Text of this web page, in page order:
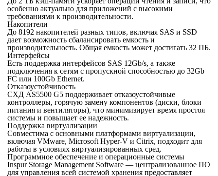
особенно актуально для приложений с высокими
требованиями к производительности.
Накопители
До 8192 накопителей разных типов, включая SAS и SSD
дает возможность сбалансировать емкость и
производительность. Общая емкость может достигать 32 ПБ.
Интерфейсы
Есть поддержка интерфейсов SAS 12Gb/s, а также
подключения к сетям с пропускной способностью до 32Gb
FC или 100Gb Ethernet.
Отказоустойчивость
СХД AS5500 G5 поддерживает отказоустойчивые
контроллеры, горячую замену компонентов (диски, блоки
питания и вентиляторы), что минимизирует время простоя
системы и повышает ее надежность.
Поддержка виртуализации
Совместима с основными платформами виртуализации,
включая VMware, Microsoft Hyper-V и Citrix, подходит для
работы в условиях виртуализированных сред.
Программное обеспечение и операционные системы
Inspur Storage Management Software — централизованное ПО
для управления всей системой хранения предоставляет